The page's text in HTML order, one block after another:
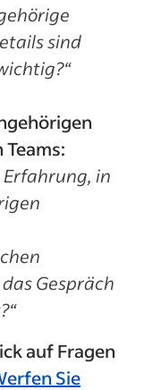
sind
Erfahrung, in
Gespräch
auf Fragen
Sie